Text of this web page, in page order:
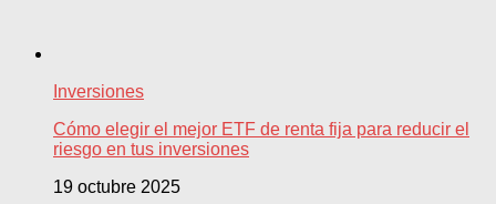
Inversiones
Cómo elegir el mejor ETF de renta fija para reducir el
riesgo en tus inversiones
19 octubre 2025